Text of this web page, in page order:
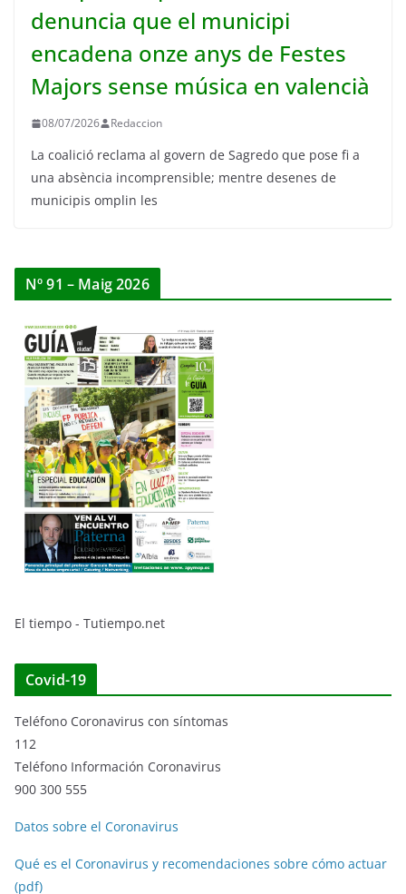
denuncia que el municipi
encadena onze anys de Festes
Majors sense música en valencià
08/07/2026 Redaccion
La coalició reclama al govern de Sagredo que pose fi a
una absència incomprensible; mentre desenes de
municipis omplin les
Nº 91 – Maig 2026
El tiempo - Tutiempo.net
Covid-19
Teléfono Coronavirus con síntomas
112
Teléfono Información Coronavirus
900 300 555
Datos sobre el Coronavirus
Qué es el Coronavirus y recomendaciones sobre cómo actuar
(pdf)